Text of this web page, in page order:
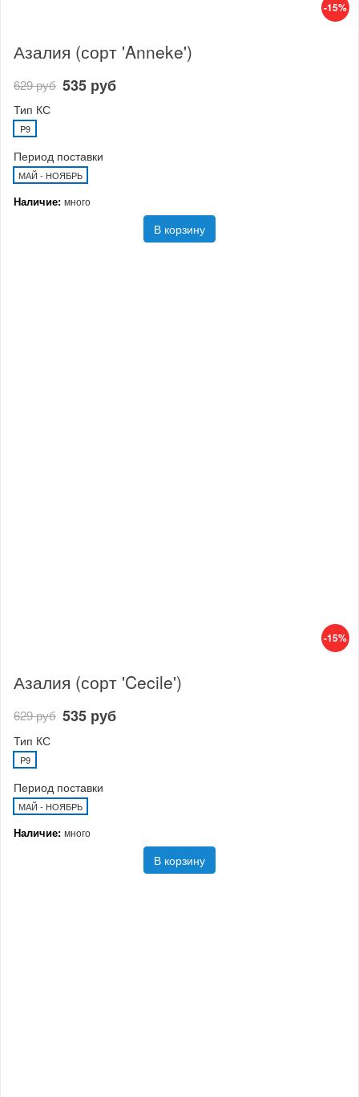
-15%
Азалия (сорт 'Anneke')
629 руб 535 руб
Тип КС
P9
Период поставки
МАЙ - НОЯБРЬ
Наличие: много
В корзину
-15%
Азалия (сорт 'Cecile')
629 руб 535 руб
Тип КС
P9
Период поставки
МАЙ - НОЯБРЬ
Наличие: много
В корзину